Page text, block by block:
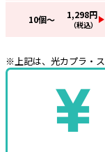
暑さ対策
10個～ 1,298円
（税込）
※上記は、光カプラ・